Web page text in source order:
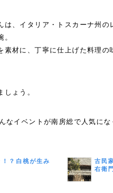
は、イタリア・トスカーナ州
素材に、丁寧に仕上げた料理
しょう。
なイベントが南房総で人気に
？白桃が生み
古民
右衛